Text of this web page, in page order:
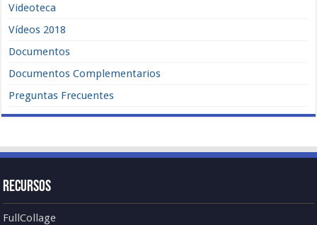
Videoteca
Vídeos 2018
Documentos
Documentos Complementarios
Preguntas Frecuentes
Recursos
FullCollage